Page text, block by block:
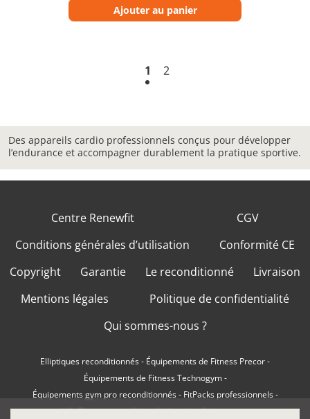
Ajouter au panier
1 2
Des appareils cardio professionnels conçus pour développer
l’endurance et accompagner durablement la pratique sportive.
Centre Renewfit
CGV
Conditions générales d’utilisation
Conformité CE
Copyright
Garantie Le reconditionné
Livraison
Mentions légales
Politique de confidentialité
Qui sommes-nous ?
Elliptiques reconditionnés- Équipements de Fitness Precor-
Équipements de Fitness Technogym-
Équipements gym pro reconditionnés- FitPacks professionnels-
Life Fitness reconditionné-Location fitness pro-